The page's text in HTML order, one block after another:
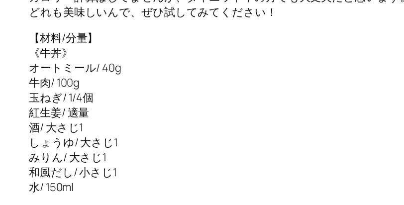
どれも美味しいんで、ぜひ試してみてください！
【材料/分量】
《牛丼》
オートミール/ 40g
牛肉/ 100g
玉ねぎ/ 1/4個
紅生姜/ 適量
酒/ 大さじ1
しょうゆ/ 大さじ1
みりん/ 大さじ1
和風だし/ 小さじ1
水/ 150ml